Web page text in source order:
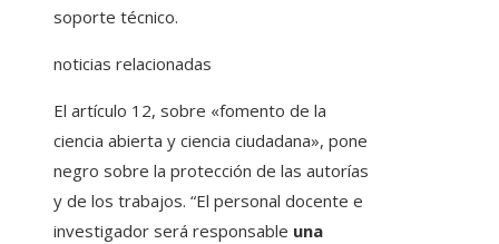
soporte técnico.
noticias relacionadas
El artículo 12, sobre «fomento de la
ciencia abierta y ciencia ciudadana», pone
negro sobre la protección de las autorías
y de los trabajos. “El personal docente e
investigador será responsable una